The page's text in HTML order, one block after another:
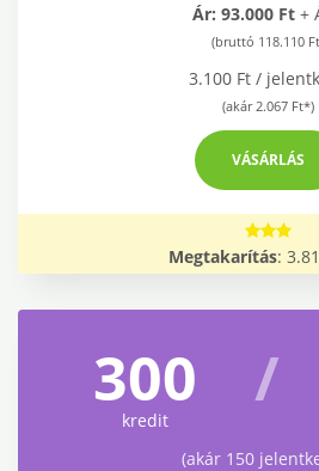
Ár: 93.000 Ft+
(bruttó 118.110
3.100 Ft /
(akár 2.067 Ft*)
VÁSÁRLÁS
Megtakarítás:
300
kredit
/
(akár 150